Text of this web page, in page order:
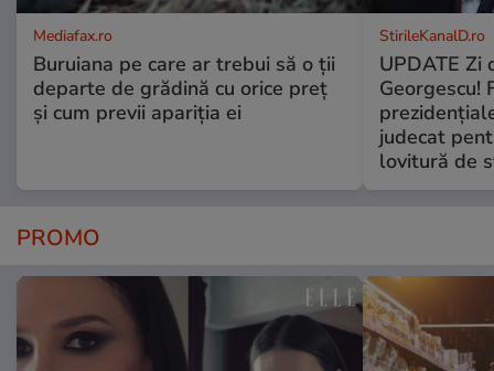
Mediafax.ro
Buruiana pe care ar trebui să o ții
departe de grădină cu orice preț
și cum previi apariția ei
StirileKanalD.ro
UPDATE Zi
Georgescu!
judecat
lovitură de
PROMO